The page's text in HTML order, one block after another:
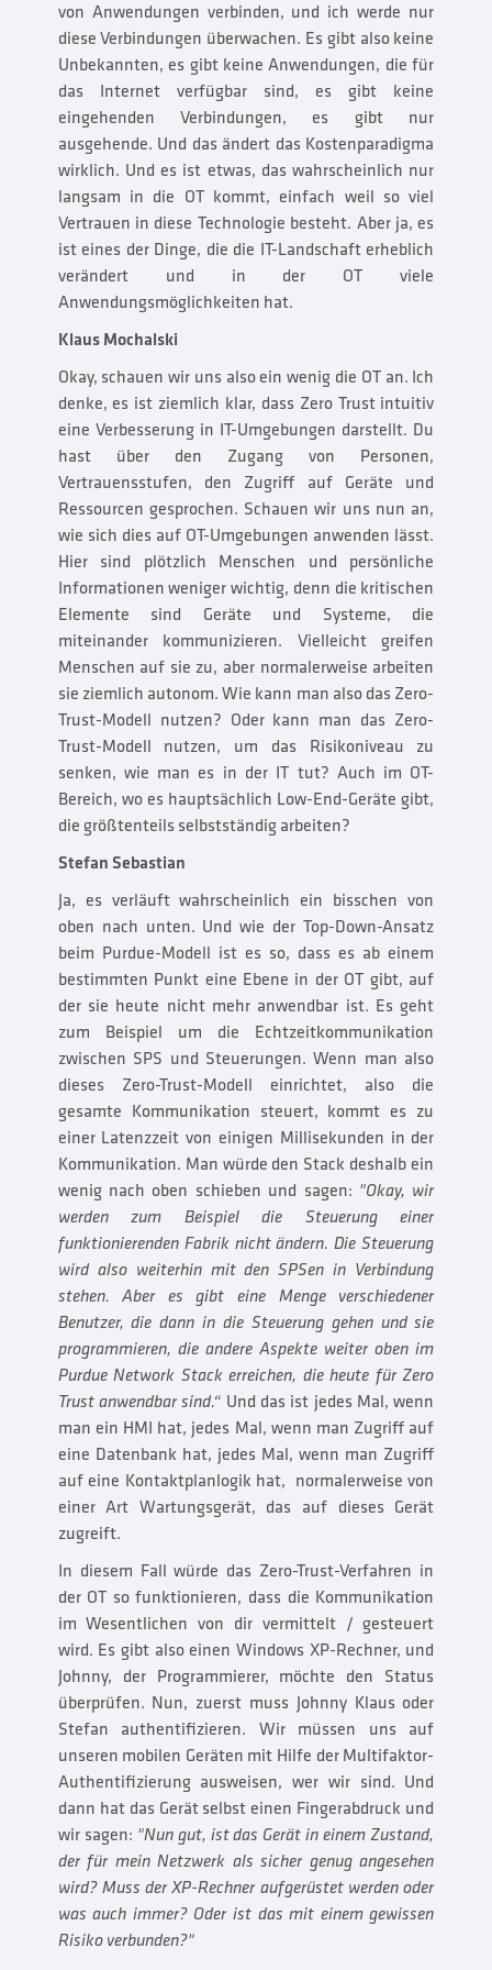
von Anwendungen verbinden, und ich werde nur
diese Verbindungen überwachen. Es gibt also keine
Unbekannten, es gibt keine Anwendungen, die für
das Internet verfügbar sind, es gibt keine
eingehenden Verbindungen, es gibt nur
ausgehende. Und das ändert das Kostenparadigma
wirklich. Und es ist etwas, das wahrscheinlich nur
langsam in die OT kommt, einfach weil so viel
Vertrauen in diese Technologie besteht. Aber ja, es
ist eines der Dinge, die die IT-Landschaft erheblich
verändert und in der OT viele
Anwendungsmöglichkeiten hat.
Klaus Mochalski
Okay, schauen wir uns also ein wenig die OT an. Ich
denke, es ist ziemlich klar, dass Zero Trust intuitiv
eine Verbesserung in IT-Umgebungen darstellt. Du
hast über den Zugang von Personen,
Vertrauensstufen, den Zugriff auf Geräte und
Ressourcen gesprochen. Schauen wir uns nun an,
wie sich dies auf OT-Umgebungen anwenden lässt.
Hier sind plötzlich Menschen und persönliche
Informationen weniger wichtig, denn die kritischen
Elemente sind Geräte und Systeme, die
miteinander kommunizieren. Vielleicht greifen
Menschen auf sie zu, aber normalerweise arbeiten
sie ziemlich autonom. Wie kann man also das Zero-
Trust-Modell nutzen? Oder kann man das Zero-
Trust-Modell nutzen, um das Risikoniveau zu
senken, wie man es in der IT tut? Auch im OT-
Bereich, wo es hauptsächlich Low-End-Geräte gibt,
die größtenteils selbstständig arbeiten?
Stefan Sebastian
Ja, es verläuft wahrscheinlich ein bisschen von
oben nach unten. Und wie der Top-Down-Ansatz
beim Purdue-Modell ist es so, dass es ab einem
bestimmten Punkt eine Ebene in der OT gibt, auf
der sie heute nicht mehr anwendbar ist. Es geht
zum Beispiel um die Echtzeitkommunikation
zwischen SPS und Steuerungen. Wenn man also
dieses Zero-Trust-Modell einrichtet, also die
gesamte Kommunikation steuert, kommt es zu
einer Latenzzeit von einigen Millisekunden in der
Kommunikation. Man würde den Stack deshalb ein
wenig nach oben schieben und sagen: "Okay, wir
werden zum Beispiel die Steuerung einer
funktionierenden Fabrik nicht ändern. Die Steuerung
wird also weiterhin mit den SPSen in Verbindung
stehen. Aber es gibt eine Menge verschiedener
Benutzer, die dann in die Steuerung gehen und sie
programmieren, die andere Aspekte weiter oben im
Purdue Network Stack erreichen, die heute für Zero
Trust anwendbar sind.“ Und das ist jedes Mal, wenn
man ein HMI hat, jedes Mal, wenn man Zugriff auf
eine Datenbank hat, jedes Mal, wenn man Zugriff
auf eine Kontaktplanlogik hat, normalerweise von
einer Art Wartungsgerät, das auf dieses Gerät
zugreift.
In diesem Fall würde das Zero-Trust-Verfahren in
der OT so funktionieren, dass die Kommunikation
im Wesentlichen von dir vermittelt / gesteuert
wird. Es gibt also einen Windows XP-Rechner, und
Johnny, der Programmierer, möchte den Status
überprüfen. Nun, zuerst muss Johnny Klaus oder
Stefan authentifizieren. Wir müssen uns auf
unseren mobilen Geräten mit Hilfe der Multifaktor-
Authentifizierung ausweisen, wer wir sind. Und
dann hat das Gerät selbst einen Fingerabdruck und
wir sagen: "Nun gut, ist das Gerät in einem Zustand,
der für mein Netzwerk als sicher genug angesehen
wird? Muss der XP-Rechner aufgerüstet werden oder
was auch immer? Oder ist das mit einem gewissen
Risiko verbunden?"